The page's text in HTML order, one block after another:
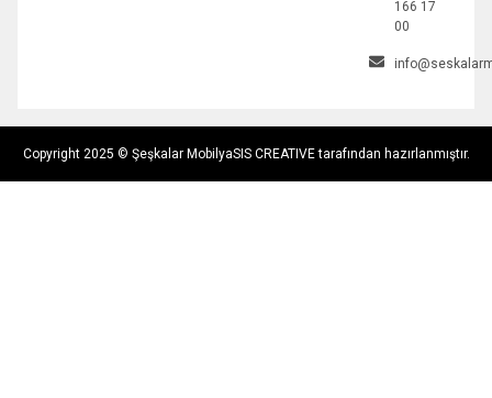
166 17
00
Copyright 2025 © Şeşkalar MobilyaSIS CREATIVE tarafından hazırlanmıştır.